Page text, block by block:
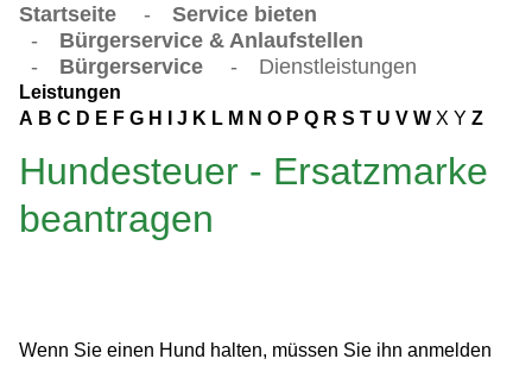
Startseite -
Service bieten
-
Bürgerservice & Anlaufstellen
-
Bürgerservice - Dienstleistungen
Leistungen
A B C D E F G H J K L M N O P Q R S T U V W X Y Z
Hundesteuer - Ersatzmarke
beantragen
Wenn Sie einen Hund halten, müssen Sie ihn anmelden